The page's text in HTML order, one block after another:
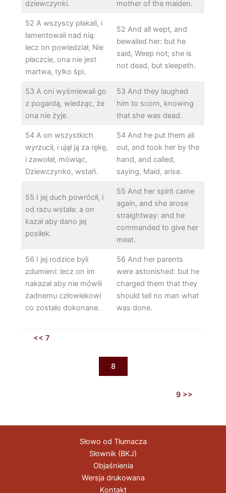
dziewczynki.
mother of the maiden.
52 A wszyscy płakali, i
lamentowali nad nią:
lecz on powiedział, Nie
płaczcie, ona nie jest
martwa, tylko śpi.
52 And all wept, and
bewailed her: but he
said, Weep not; she is
not dead, but sleepeth.
53 A oni wyśmiewali go
z pogardą, wiedząc, że
ona nie żyje.
53 And they laughed
him to scorn, knowing
that she was dead.
54 A on wszystkich
wyrzucił, i ujął ją za rękę,
i zawołał, mówiąc,
Dziewczynko, wstań.
54 And he put them all
out, and took her by the
hand, and called,
saying, Maid, arise.
55 I jej duch powrócił, i
od razu wstała: a on
kazał aby dano jej
posiłek.
55 And her spirit came
again, and she arose
straightway: and he
commanded to give her
meat.
56 I jej rodzice byli
zdumieni: lecz on im
nakazał aby nie mówili
żadnemu człowiekowi
co zostało dokonane.
56 And her parents
were astonished: but he
charged them that they
should tell no man what
was done.
<< 7
8
9 >>
Słowo od Tłumacza
Słownik (BKJ)
Objaśnienia
Wersja drukowana
Kontakt